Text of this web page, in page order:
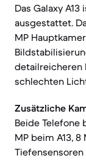
Das Galaxy
ausgestattet.
MP
detailreicheren
schlechten
Zusätzliche
Beide Telefone
MP beim A13,
Tiefensensoren